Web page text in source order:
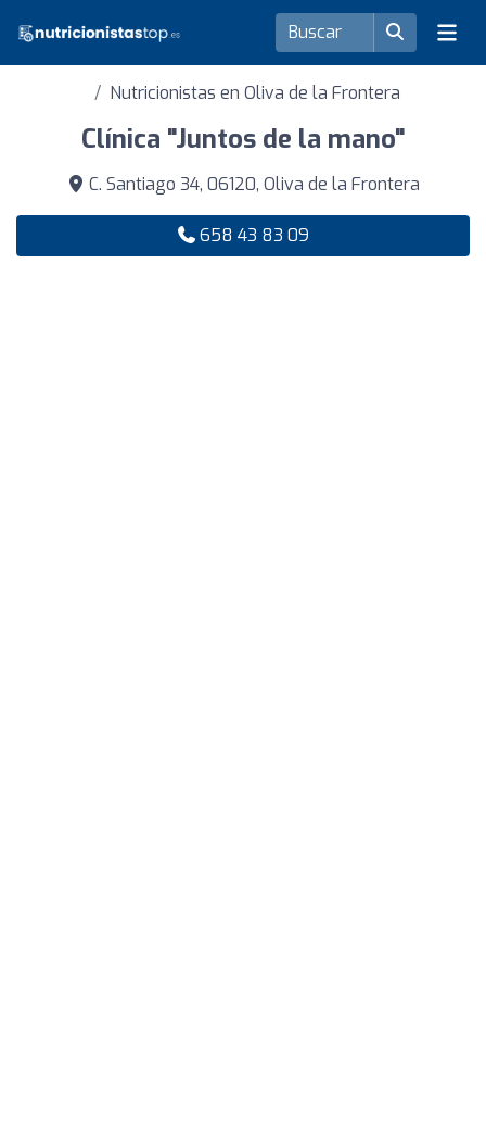
Nutricionistas en Oliva de la Frontera
Clínica "Juntos de la mano"
C. Santiago 34, 06120, Oliva de la Frontera
658 43 83 09